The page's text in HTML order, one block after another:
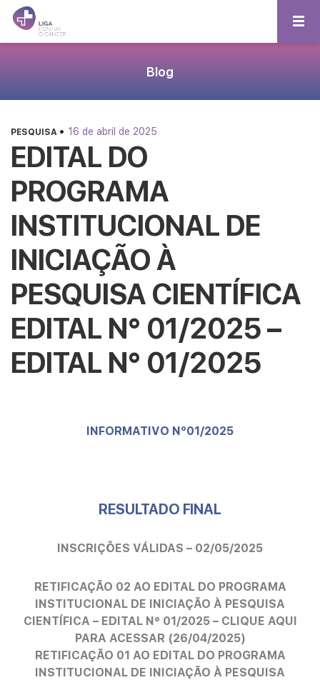
Blog
PESQUISA • 16 de abril de 2025
EDITAL DO
PROGRAMA
INSTITUCIONAL DE
INICIAÇÃO À
PESQUISA CIENTÍFICA
EDITAL N° 01/2025 –
EDITAL N° 01/2025
INFORMATIVO Nº01/2025
RESULTADO FINAL
INSCRIÇÕES VÁLIDAS – 02/05/2025
RETIFICAÇÃO 02 AO EDITAL DO PROGRAMA
INSTITUCIONAL DE INICIAÇÃO À PESQUISA
CIENTÍFICA – EDITAL N° 01/2025 – CLIQUE AQUI
PARA ACESSAR (26/04/2025)
RETIFICAÇÃO 01 AO EDITAL DO PROGRAMA
INSTITUCIONAL DE INICIAÇÃO À PESQUISA